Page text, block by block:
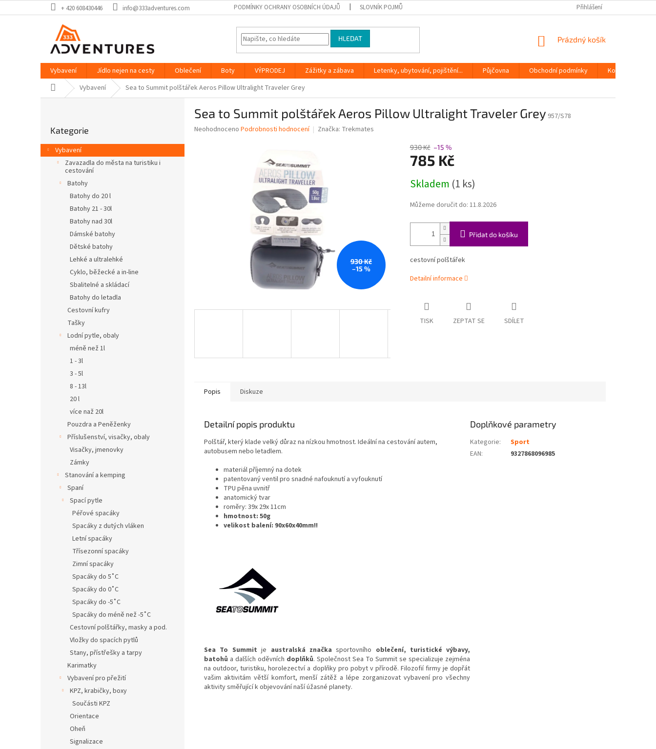
na
+ 420 608430446 info@333adventures.com PODMÍNKY OCHRANY OSOBNÍCH ÚDAJŮ SLOVNÍK POJMŮ Přihlášení
HLEDAT
NÁKUPNÍ
Prázdný košík
Vybavení Jídlo nejen na cesty Oblečení Boty VÝPRODEJ Zážitky a zábava Letenky, ubytování, pojištění... Půjčovna Obchodní podmínky
Kontakty
Domů Vybavení Sea to Summit polštářek Aeros Pillow Ultralight Traveler Grey
r
a
kategorie
Kategorie
Vybavení
Zavazadla do města na turistiku i
cestování
Batohy
Batohy do 20 l
Batohy 21 - 30l
Batohy nad 30l
Dámské batohy
Dětské batohy
Lehké a ultralehké
Cyklo, běžecké a in-line
Sbalitelné a skládací
Batohy do letadla
Cestovní kufry
Tašky
Lodní pytle, obaly
méně než 1l
1 - 3l
3 - 5l
8 - 13l
20 l
více naž 20l
Pouzdra a Peněženky
Příslušenství, visačky, obaly
Visačky, jmenovky
Zámky
Stanování a kemping
Spaní
Spací pytle
Péřové spacáky
Spacáky z dutých vláken
Letní spacáky
Třísezonní spacáky
Zimní spacáky
Spacáky do 5˚C
Spacáky do 0˚C
Spacáky do -5˚C
Spacáky do méně než -5˚C
Cestovní polštářky, masky a pod.
Vložky do spacích pytlů
Stany, přístřešky a tarpy
Karimatky
Vybavení pro přežití
KPZ, krabičky, boxy
Součásti KPZ
Orientace
Oheň
Signalizace
Sea to Summit polštářek Aeros Pillow Ultralight Traveler Grey 957/S78
Průměrné
Neohodnoceno Podrobnosti hodnocení Značka: Trekmates
930 Kč
–15 %
930 Kč –15 %
785 Kč
cena:
Skladem (1 ks)
Můžeme doručit do: 11.8.2026
Přidat do košíku
cestovní polštářek
Detailní informace
TISK ZEPTAT SE SDÍLET
Popis Diskuze
Detailní popis produktu
Polštář, který klade velký důraz na nízkou hmotnost. Ideální na cestování autem,
autobusem nebo letadlem.
materiál příjemný na dotek
patentovaný ventil pro snadné nafouknutí a vyfouknutí
TPU pěna uvnitř
anatomický tvar
roměry: 39x 29x 11cm
hmotnost: 50g
velikost balení: 90x60x40mm!!
Sea To Summit je australská značka sportovního oblečení, turistické výbavy,
batohů a dalších oděvních doplňků. Společnost Sea To Summit se specializuje zejména
na outdoor, turistiku, horolezectví a doplňky pro pobyt v přírodě. Filozofií firmy je dopřát
vašim aktivitám větší komfort, menší zátěž a lépe zorganizovat vybavení pro všechny
aktivity směřující k objevování naší úžasné planety.
Doplňkové parametry
Kategorie:
Sport
EAN: 9327868096985